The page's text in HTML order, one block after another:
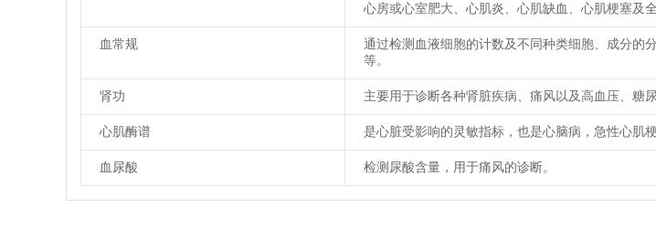
心房或心室肥大、心肌炎、心肌缺血、心肌梗塞及
血常规
通过检测血液细胞的计数及不同种类细胞、成分的
等。
肾功 主要用于诊断各种肾脏疾病、痛风以及高血压、糖
心肌酶谱 是心脏受影响的灵敏指标，也是心脑病，急性心肌
血尿酸 检测尿酸含量，用于痛风的诊断。